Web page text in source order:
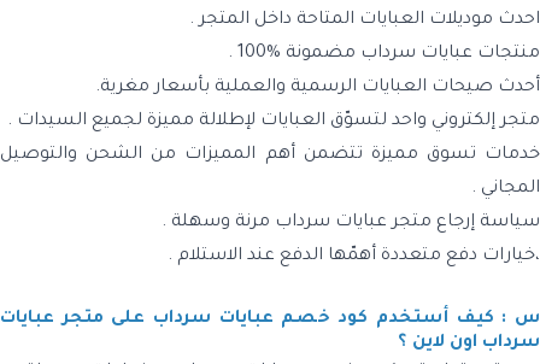
احدث موديلات العبايات المتاحة داخل المتجر .
منتجات عبايات سرداب مضمونة %100 .
أحدث صيحات العبايات الرسمية والعملية بأسعار مغرية.
متجر إلكتروني واحد لتسوّق العبايات لإطلالة مميزة لجميع السيدات .
خدمات تسوق مميزة تتضمن أهم المميزات من الشحن والتوصيل
المجاني .
سياسة إرجاع متجر عبايات سرداب مرنة وسهلة .
،خيارات دفع متعددة أهمّها الدفع عند الاستلام .
س : كيف أستخدم كود خصم عبايات سرداب على متجر عبايات
سرداب اون لاين ؟